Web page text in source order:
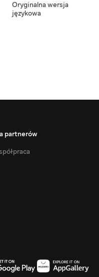
Oryginalna wersja
językowa
partnerów